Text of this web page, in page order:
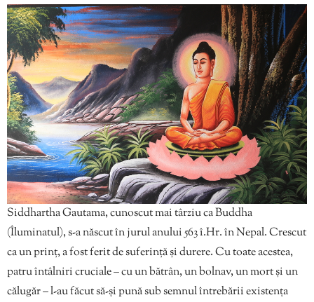
Siddhartha Gautama, cunoscut mai târziu ca Buddha
(Îluminatul), s-a născut în jurul anului 563 î.Hr. în Nepal. Crescut
ca un prinț, a fost ferit de suferință și durere. Cu toate acestea,
patru întâlniri cruciale – cu un bătrân, un bolnav, un mort și un
călugăr – l-au făcut să-și pună sub semnul întrebării existența